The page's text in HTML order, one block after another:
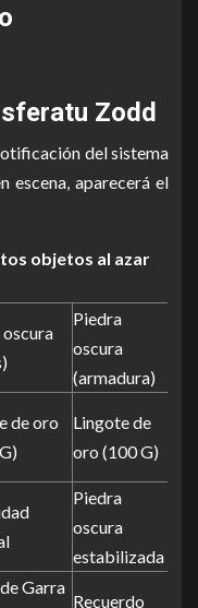
Zodd
del sistema
escena, aparecerá el
objetos al azar
Piedra
oscura
(armadura)
de oro
Lingote de
oro (100 G)
Piedra
oscura
estabilizada
Garra
Recuerdo